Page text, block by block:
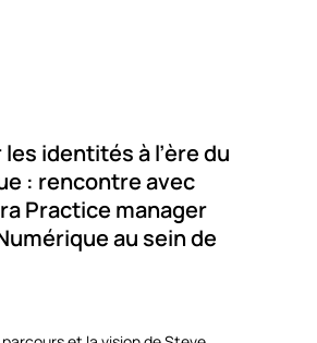
identités à l’ère du
: rencontre avec
Practice manager
au sein de